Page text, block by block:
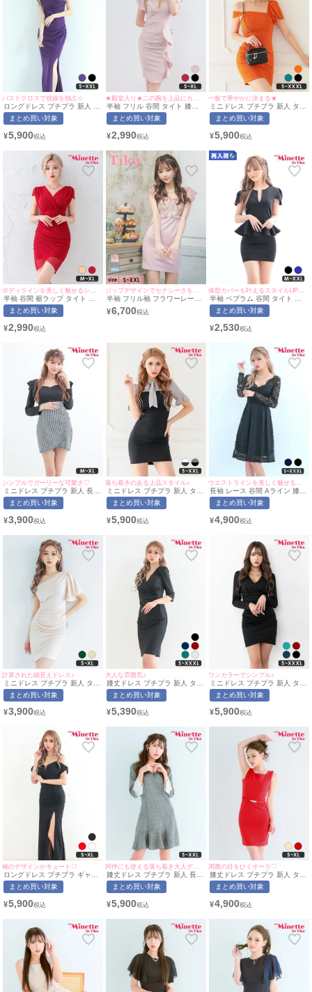
バストクロスで視線を独占☆
ロングドレス プチプラ 新人 タ
イト スリット セクシー ラウ
ンジ ノースリーブ 谷間 スナッ
ャバドレス
まとめ買い対象
¥5,900
半袖 フリル 谷間 タイト 膝丈
ドレス (せいせい着用/S~XLサ
イズ対応) | myMinette/マイミ
まとめ買い対象
¥2,990
一枚で華やかに決まる★
ミニドレス プチプラ 新人 タイ
ト ラウンジ ワンショル 低身長
胸元隠し 肩あき フリル デコル
北かほ着用/S~XXXL対応) |
まとめ買い対象
¥5,900
半袖 谷間 裾ラップ タイト ミ
ニドレス (せいせい着用/M~XL
サイズ対応) myMinette/マイミ
まとめ買い対象
¥2,990
半袖 フリル袖 フラワーレース
バストジップ ウエストベルト
切り替え タイトミニドレス (S
¥6,700
半袖 ペプラム 谷間 タイト ミ
ニドレス (今井アンジェリカ着
用/M~XXLサイズ対応) |
まとめ買い対象
¥2,530
シンプルでガーリーな可愛さ♡
ミニドレス プチプラ 新人 長袖
ラウンジ チェック柄 低身長 谷
間 フリル ウエスト切り替え 黒
サイズ対応) | myMinette/マイ
まとめ買い対象
¥3,900
落ち着きのある上品スタイル♪
ミニドレス プチプラ 新人 タイ
ト ワンピース 半袖 低身長 胸
元隠し リボン グレー 黒 キャ
用/S~XXLサイズ対応) |
まとめ買い対象
¥5,900
長袖 レース 谷間 Aライン 膝丈
ドレス (林姫奈妙着用/S~XXXL
対応) | myMinette/マイミネッ
まとめ買い対象
¥4,900
計算された細見えドレス♪
ミニドレス プチプラ 新人 タイ
ト ラウンジ ワンショル 半袖
低身長 胸元隠し 同伴 ベージュ
用/S~XLサイズ対応) |
まとめ買い対象
¥3,900
大人な雰囲気♪
膝丈ドレス プチプラ 新人 タイ
ト 袖あり 黒 キャバドレス (あ
おぽん着用/S〜XXXLサイズ対
まとめ買い対象
¥5,390
ワンカラーでシンプル♪
ミニドレス プチプラ 新人 タイ
ト 長袖 ワンピース 低身長 谷
間 スナック 同伴 ブラック キ
XXXLサイズ対応) | myMinette/
まとめ買い対象
¥5,900
袖のデザインがキュート♡
ロングドレス プチプラ ギャル
タイト オフショル スリット セ
クシー ラウンジ キャミソール
バドレス (あおぽん着用/S~XL
まとめ買い対象
¥5,900
同伴にも使える落ち着き大人デザイン♡
膝丈ドレス プチプラ 新人 長袖
袖あり ワンピース フレア 低身
長 胸元隠し スナック 同伴 グ
用/S~XXLサイズ対応) |
まとめ買い対象
¥5,900
周囲の目をひくオーラ♡
膝丈ドレス プチプラ 新人 タイ
ト ワンピース ノースリーブ 低
身長 胸元隠し ベルト付き スナ
レス (みのり着用/S~XLサイズ
ト
まとめ買い対象
¥4,900